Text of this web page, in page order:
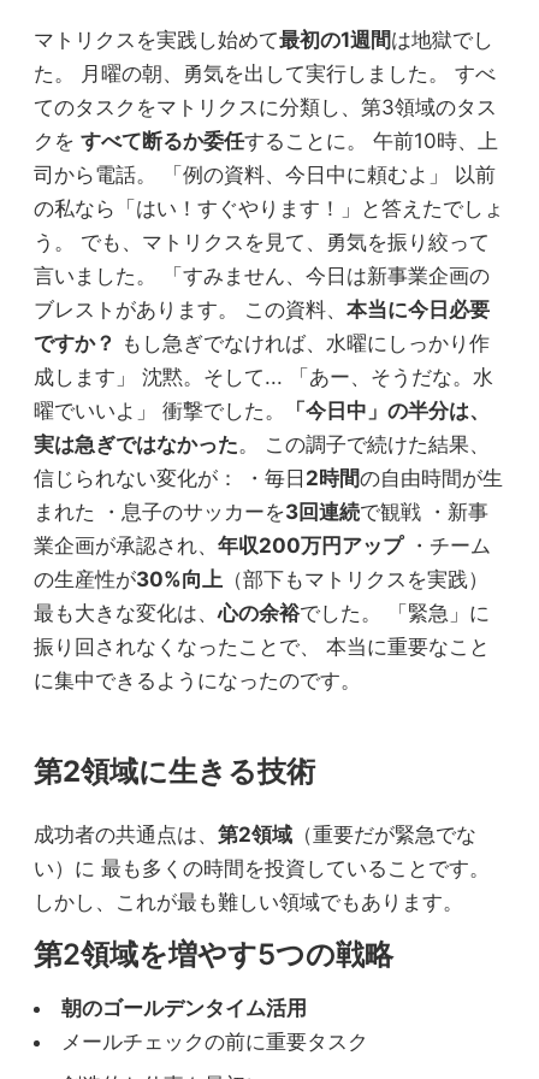
マトリクスを実践し始めて最初の1週間は地獄でし
た。 月曜の朝、勇気を出して実行しました。 すべ
てのタスクをマトリクスに分類し、第3領域のタス
クを すべて断るか委任することに。 午前10時、上
司から電話。 「例の資料、今日中に頼むよ」 以前
の私なら「はい！すぐやります！」と答えたでしょ
う。 でも、マトリクスを見て、勇気を振り絞って
言いました。 「すみません、今日は新事業企画の
ブレストがあります。 この資料、 本当に今日必要
ですか？ もし急ぎでなければ、水曜にしっかり作
成します」 沈黙。そして... 「あー、そうだな。水
曜でいいよ」 衝撃でした。
「今日中」の半分は、
実は急ぎではなかった。 この調子で続けた結果、
信じられない変化が： ・毎日 2時間の自由時間が生
まれた ・息子のサッカーを3回連続で観戦 ・新事
業企画が承認され、 年収200万円アップ・チーム
の生産性が30%向上 （部下もマトリクスを実践）
最も大きな変化は、心の余裕でした。 「緊急」に
振り回されなくなったことで、 本当に重要なこと
に集中できるようになったのです。
第2領域に生きる技術
成功者の共通点は、 第2領域 （重要だが緊急でな
い）に 最も多くの時間を投資していることです。
しかし、これが最も難しい領域でもあります。
第2領域を増やす5つの戦略
朝のゴールデンタイム活用
メールチェックの前に重要タスク